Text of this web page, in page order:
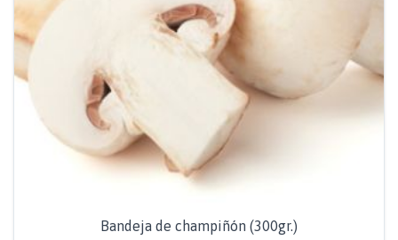
Bandeja de champiñón (300gr.)